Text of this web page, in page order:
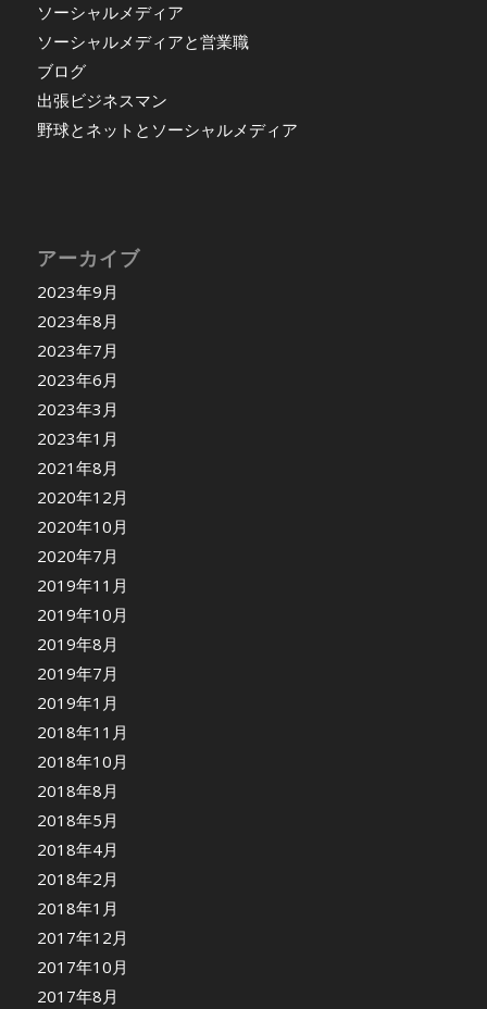
ソーシャルメディア
ソーシャルメディアと営業職
ブログ
出張ビジネスマン
野球とネットとソーシャルメディア
アーカイブ
2023年9月
2023年8月
2023年7月
2023年6月
2023年3月
2023年1月
2021年8月
2020年12月
2020年10月
2020年7月
2019年11月
2019年10月
2019年8月
2019年7月
2019年1月
2018年11月
2018年10月
2018年8月
2018年5月
2018年4月
2018年2月
2018年1月
2017年12月
2017年10月
2017年8月